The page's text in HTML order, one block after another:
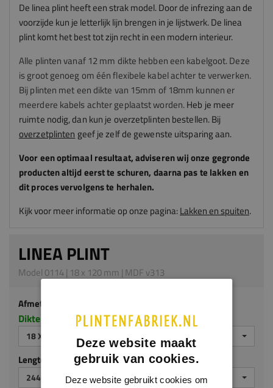
De linea plint heeft een strak model. Door de infrezing aan de
voorzijde kun je letterlijk lijn brengen in je lijstwerk. De linea
plint komt het best tot zijn recht in een modern interieur.
Alle plinten vanaf 12 mm dikte hebben een kabelgoot. Deze
is groot genoeg om één flexibele kabel achter te verwerken.
Bij plinten met een dikte van 15mm of 18mm kunnen er
meerdere kabels achter geplaatst worden.Heb je meer
ruimte nodig, dan kun je overzetplinten bestellen. Bij
overzetplinten geef je zelf de gewenste uitsparing aan.
Voor een optimaal resultaat, adviserenwijonze gegronde
producten altijd eerst te schuren, daarna pas te lakken en
dit proces vervolgens te herhalen.
Kijk voor meer informatie op onze pagina:Lakken en spuiten.
LINEA PLINT
Model 0114 | 18 x 120 mm | MDF v313
Afmeting
Dikte x hoogte in millimeters
18 X 120 MM
Lengte (mm)
2440 MM
Deze website maakt
gebruik van cookies.
Deze website gebruikt cookies om